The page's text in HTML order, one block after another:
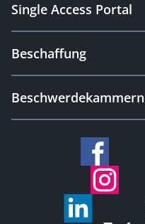
Single Access Portal
Beschaffung
Beschwerdekammern